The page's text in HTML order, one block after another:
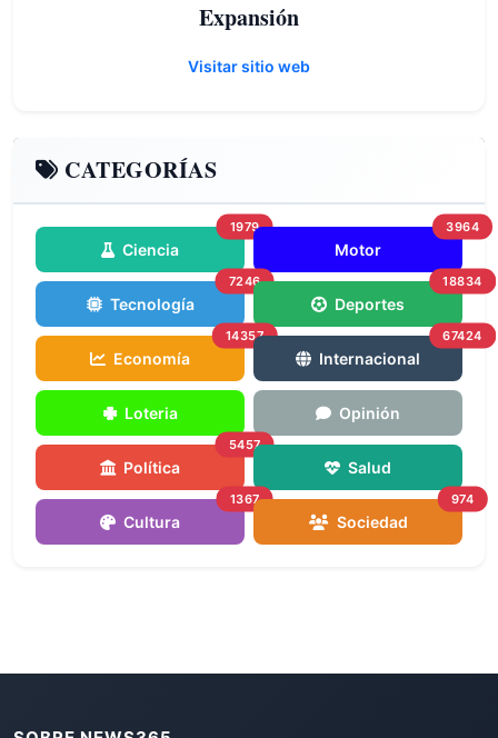
Expansión
Visitar sitio web
CATEGORÍAS
Ciencia
1979
Motor
3964
Tecnología
7246
Deportes
18834
Economía
14357
Internacional
67424
Loteria Opinión
Política
5457
Salud
Cultura
1367
Sociedad
974